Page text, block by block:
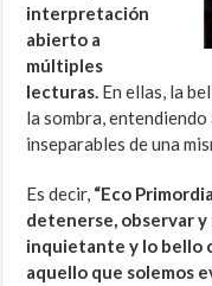
interpretación
abierto a
múltiples
lecturas. En ellas, la
la sombra,
inseparables de una
Es decir, “Eco
detenerse, observar
inquietante y lo bello
aquello que solemos